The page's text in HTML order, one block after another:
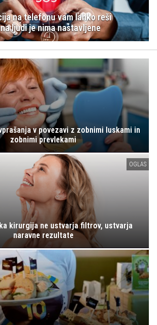
na telefonu vam lahko reši
ljudi je nima nastavljene
v povezavi z zobnimi luskami in
zobnimi prevlekami
OGLAS
kirurgija ne ustvarja filtrov, ustvarja
naravne rezultate